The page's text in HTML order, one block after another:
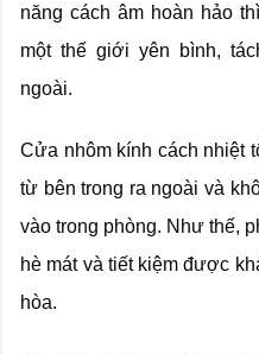
năng cách âm hoàn hảo
một thế giới yên bình,
ngoài.
Cửa nhôm kính cách nhiệt
từ bên trong ra ngoài và
vào trong phòng. Như thế,
hè mát và tiết kiệm được
hòa.